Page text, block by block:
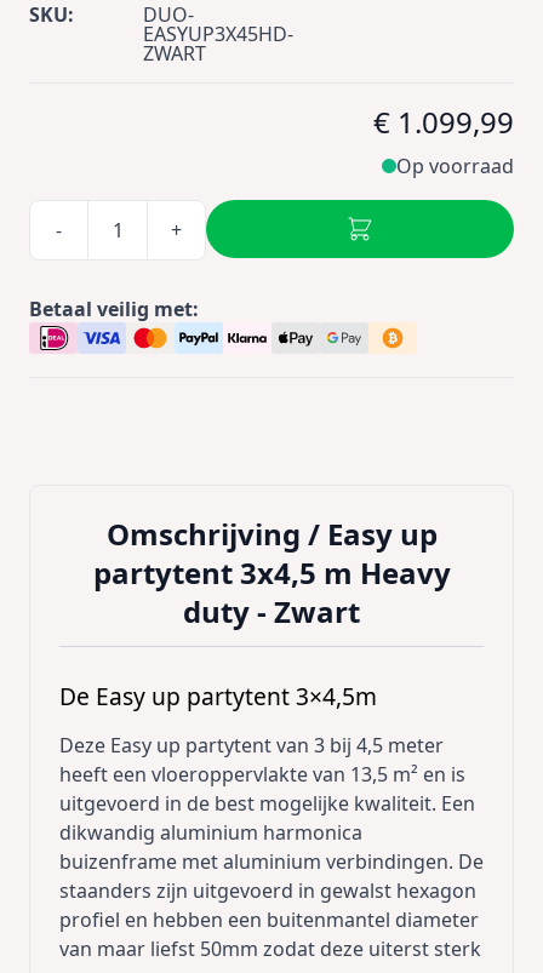
SKU: DUO-
EASYUP3X45HD-
ZWART
€ 1.099,99
Op voorraad
- +
Betaal veilig met:
Omschrijving / Easy up
partytent 3x4,5 m Heavy
duty - Zwart
De Easy up partytent 3×4,5m
Deze Easy up partytent van 3 bij 4,5 meter
heeft een vloeroppervlakte van 13,5 m² en is
uitgevoerd in de best mogelijke kwaliteit. Een
dikwandig aluminium harmonica
buizenframe met aluminium verbindingen. De
staanders zijn uitgevoerd in gewalst hexagon
profiel en hebben een buitenmantel diameter
van maar liefst 50mm zodat deze uiterst sterk